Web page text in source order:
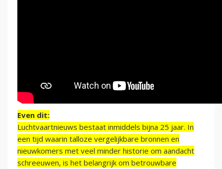
Even dit:
Luchtvaartnieuws bestaat inmiddels bijna 25 jaar. In
een tijd waarin talloze vergelijkbare bronnen en
nieuwkomers met veel minder historie om aandacht
schreeuwen, is het belangrijk om betrouwbare